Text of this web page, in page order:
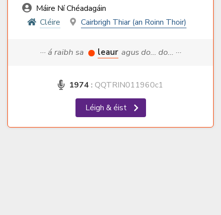
Máire Ní Chéadagáin
Cléire
Cairbrigh Thiar (an Roinn Thoir)
··· á raibh sa leaur agus do... do... ···
1974 : QQTRIN011960c1
Léigh & éist